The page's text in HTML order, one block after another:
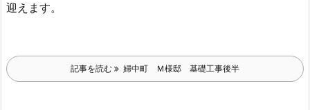
迎えます。
記事を読む 婦中町 Ｍ様邸 基礎工事後半